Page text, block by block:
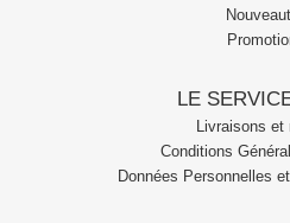
LE
Livraisons et
Conditions
Données Personnelles